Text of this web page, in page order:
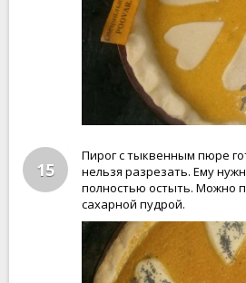
15
Пирог с тыквенным пюре
нельзя разрезать. Ему
полностью остыть. Можно
сахарной пудрой.